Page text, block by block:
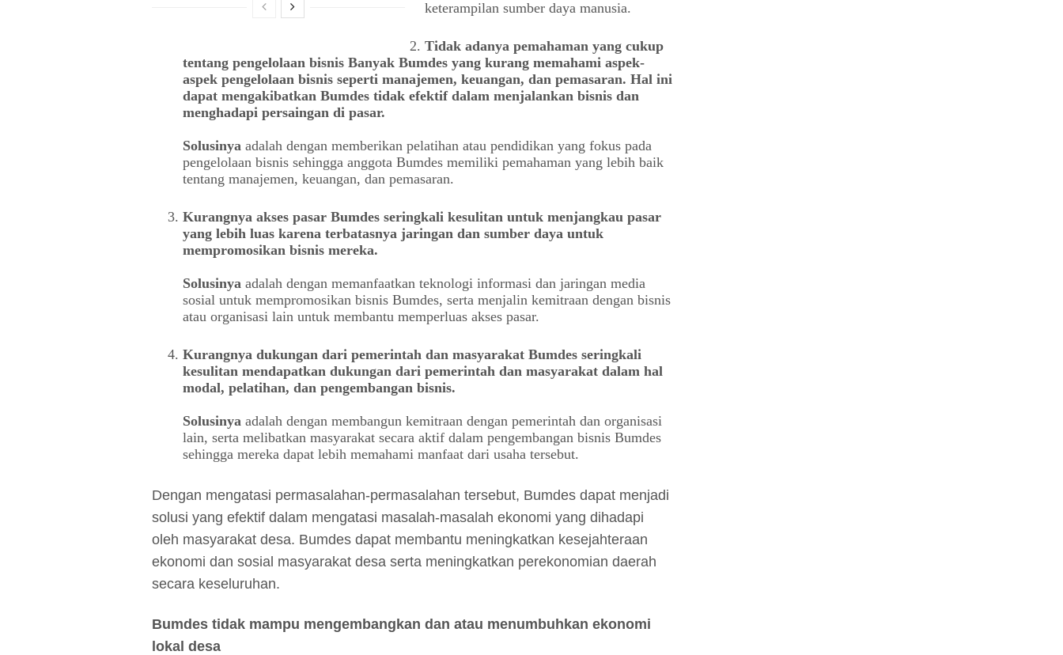
keterampilan sumber daya manusia.
Tidak adanya pemahaman yang cukup
tentang pengelolaan bisnis Banyak Bumdes yang kurang memahami aspek-
aspek pengelolaan bisnis seperti manajemen, keuangan, dan pemasaran. Hal ini
dapat mengakibatkan Bumdes tidak efektif dalam menjalankan bisnis dan
menghadapi persaingan di pasar.
Solusinya adalah dengan memberikan pelatihan atau pendidikan yang fokus pada
pengelolaan bisnis sehingga anggota Bumdes memiliki pemahaman yang lebih baik
tentang manajemen, keuangan, dan pemasaran.
Kurangnya akses pasar Bumdes seringkali kesulitan untuk menjangkau pasar
yang lebih luas karena terbatasnya jaringan dan sumber daya untuk
mempromosikan bisnis mereka.
Solusinya adalah dengan memanfaatkan teknologi informasi dan jaringan media
sosial untuk mempromosikan bisnis Bumdes, serta menjalin kemitraan dengan bisnis
atau organisasi lain untuk membantu memperluas akses pasar.
Kurangnya dukungan dari pemerintah dan masyarakat Bumdes seringkali
kesulitan mendapatkan dukungan dari pemerintah dan masyarakat dalam hal
modal, pelatihan, dan pengembangan bisnis.
Solusinyaadalah dengan membangun kemitraan dengan pemerintah dan organisasi
lain, serta melibatkan masyarakat secara aktif dalam pengembangan bisnis Bumdes
sehingga mereka dapat lebih memahami manfaat dari usaha tersebut.
Dengan mengatasi permasalahan-permasalahan tersebut, Bumdes dapat menjadi
solusi yang efektif dalam mengatasi masalah-masalah ekonomi yang dihadapi
oleh masyarakat desa. Bumdes dapat membantu meningkatkan kesejahteraan
ekonomi dan sosial masyarakat desa serta meningkatkan perekonomian daerah
secara keseluruhan.
Bumdes tidak mampu mengembangkan dan atau menumbuhkan ekonomi
lokal desa